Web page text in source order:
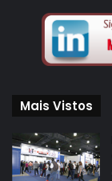
Mais Vistos